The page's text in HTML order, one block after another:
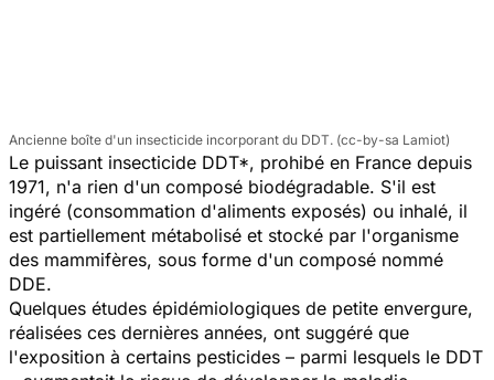
Ancienne boîte d'un insecticide incorporant du DDT. (cc-by-sa Lamiot)
Le puissant insecticide DDT*, prohibé en France depuis
1971, n'a rien d'un composé biodégradable. S'il est
ingéré (consommation d'aliments exposés) ou inhalé, il
est partiellement métabolisé et stocké par l'organisme
des mammifères, sous forme d'un composé nommé
DDE.
Quelques études épidémiologiques de petite envergure,
réalisées ces dernières années, ont suggéré que
l'exposition à certains pesticides – parmi lesquels le DDT